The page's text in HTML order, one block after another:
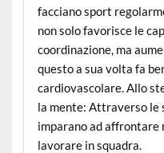
facciano sport
non solo favorisce le
coordinazione, ma
questo a sua volta fa
cardiovascolare. Allo
la mente: Attraverso le
imparano ad affrontare
lavorare in squadra.